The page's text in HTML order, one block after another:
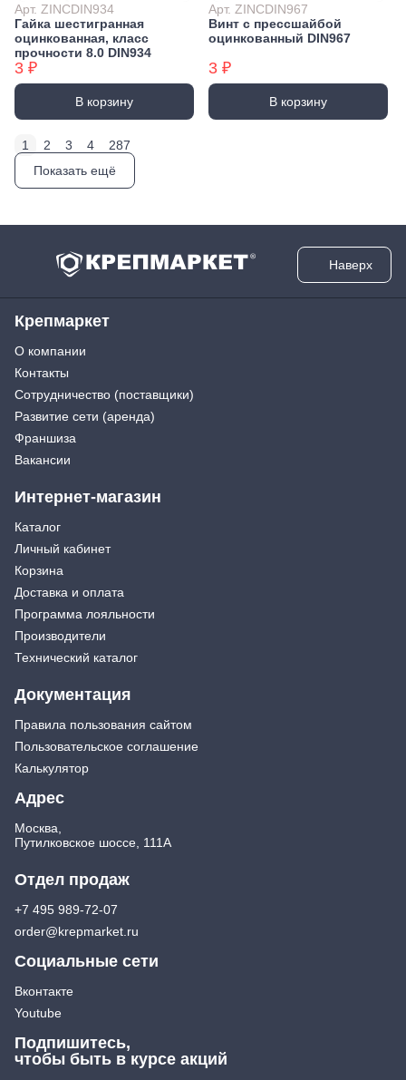
Арт. ZINCDIN934
Гайка шестигранная
оцинкованная, класс
прочности 8.0 DIN934
3 ₽
В корзину
Арт. ZINCDIN967
Винт с прессшайбой
оцинкованный DIN967
3 ₽
В корзину
1 2 3 4
287
Показать ещё
Наверх
Крепмаркет
О компании
Контакты
Сотрудничество (поставщики)
Развитие сети (аренда)
Франшиза
Вакансии
Интернет-магазин
Каталог
Личный кабинет
Корзина
Доставка и оплата
Программа лояльности
Производители
Технический каталог
Документация
Правила пользования сайтом
Пользовательское соглашение
Калькулятор
Адрес
Москва,
Путилковское шоссе, 111А
Отдел продаж
+7 495 989-72-07
order@krepmarket.ru
Социальные сети
Вконтакте
Youtube
Подпишитесь,
чтобы быть в курсе акций